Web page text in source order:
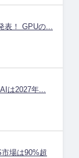
表！ GPUの...
は2027年...
場は90%超